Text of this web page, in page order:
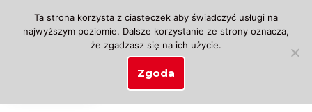
Przejdź
Ta strona korzysta z ciasteczek aby świadczyć usługi na
najwyższym poziomie. Dalsze korzystanie ze strony oznacza,
że zgadzasz się na ich użycie.
Zgoda